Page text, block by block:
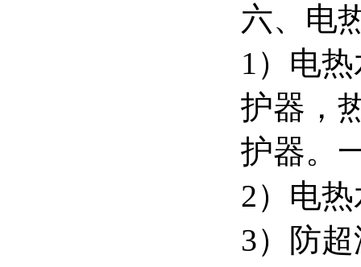
六、电
1）电
护器，
护器。
2）电
3）防